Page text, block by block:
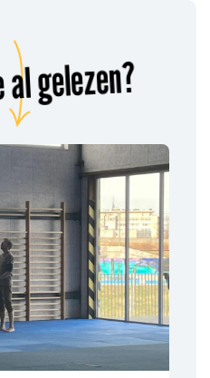
gelezen?